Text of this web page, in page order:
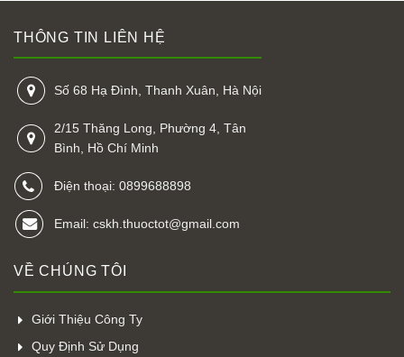
THÔNG TIN LIÊN HỆ
Số 68 Hạ Đình, Thanh Xuân, Hà Nội
2/15 Thăng Long, Phường 4, Tân
Bình, Hồ Chí Minh
Điện thoại: 0899688898
Email: cskh.thuoctot@gmail.com
VỀ CHÚNG TÔI
Giới Thiệu Công Ty
Quy Định Sử Dụng